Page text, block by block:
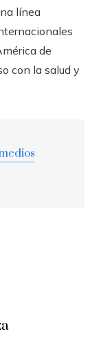
línea
de
con la salud y